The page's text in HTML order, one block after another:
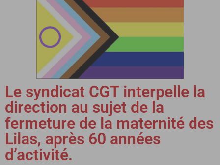
Le syndicat CGT interpelle la
direction au sujet de la
fermeture de la maternité des
Lilas, après 60 années
d’activité.